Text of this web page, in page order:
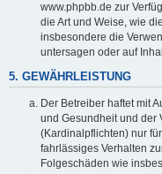
www.phpbb.de zur
die Art und Weise, wie
insbesondere die
untersagen oder auf
5. GEWÄHRLEISTUNG
Der Betreiber haftet mit
und Gesundheit und der
(Kardinalpflichten) nur
fahrlässiges Verhalten
Folgeschäden wie